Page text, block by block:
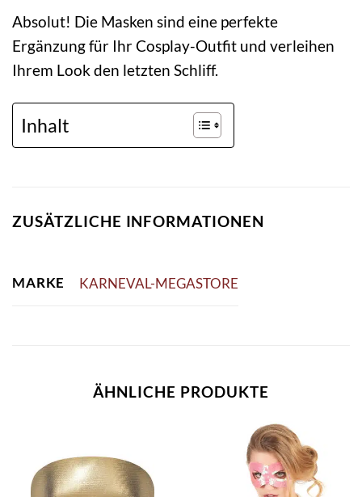
Absolut! Die Masken sind eine perfekte
Ergänzung für Ihr Cosplay-Outfit und verleihen
Ihrem Look den letzten Schliff.
Inhalt
ZUSÄTZLICHE INFORMATIONEN
MARKE KARNEVAL-MEGASTORE
ÄHNLICHE PRODUKTE